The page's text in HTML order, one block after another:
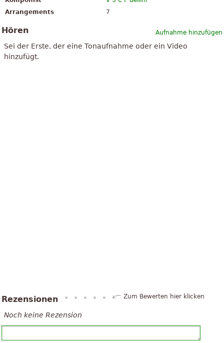
Arrangements
7
Aufnahme hinzufügen
Hören
Sei der Erste, der eine Tonaufnahme oder ein Video
hinzufügt.
Rezensionen Zum Bewerten hier klicken
Noch keine Rezension